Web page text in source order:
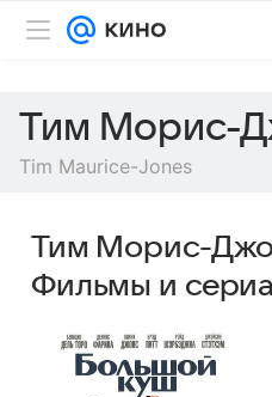
Тим Морис-
Tim Maurice-Jones
Тим Морис-
Фильмы и